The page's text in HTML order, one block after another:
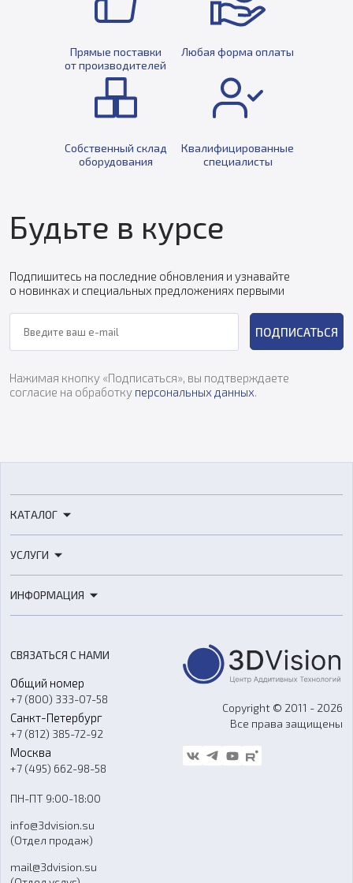
Прямые поставки
от производителей
Любая форма оплаты
Собственный склад
оборудования
Квалифицированные
специалисты
Будьте в курсе
Подпишитесь на последние обновления и узнавайте
о новинках и специальных предложениях первыми
ПОДПИСАТЬСЯ
Нажимая кнопку «Подписаться», вы подтверждаете
согласие на обработку персональных данных.
КАТАЛОГ
3D-сканеры
Расходные материалы
Оборудование и материалы для вакуумного литья
Аксессуары и прочее оборудование
Программное обеспечение
УСЛУГИ
3D-моделирование
Ремонт и услуги
ИНФОРМАЦИЯ
О компании
Контакты
Гос. закупки
Стать дилером
Блог
FAQ
СВЯЗАТЬСЯ С НАМИ
Общий номер
+7 (800) 333-07-58
Санкт-Петербург
+7 (812) 385-72-92
Москва
+7 (495) 662-98-58
ПН-ПТ 9:00-18:00
info@3dvision.su
(Отдел продаж)
mail@3dvision.su
Copyright © 2011 - 2026
Все права защищены